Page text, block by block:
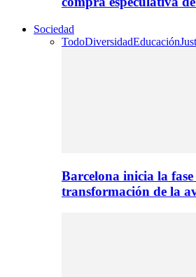
Sociedad
TodoDiversidadEducación
Barcelona inicia la
transformación de la